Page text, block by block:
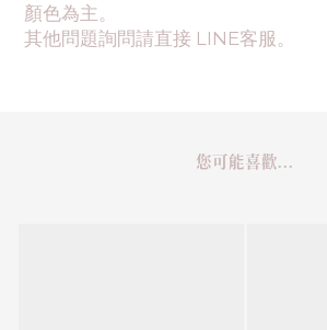
顏色為主。
其他問題詢問請直接 LINE客服。
您可能喜歡...